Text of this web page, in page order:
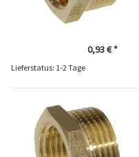
0,93 €*
Lieferstatus: 1-2 Tage